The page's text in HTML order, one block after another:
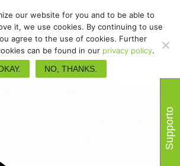
Supporto
our website for you and to be able to
it, we use cookies. By continuing to use
agree to the use of cookies. Further
can be found in our privacy policy.
NO, THANKS.